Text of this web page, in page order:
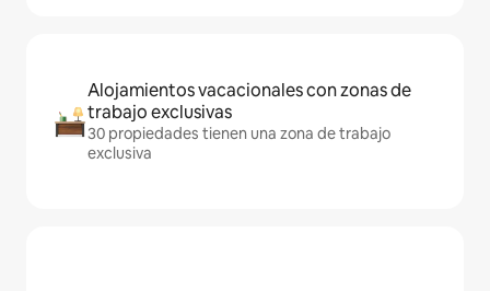
Alojamientos vacacionales con zonas de
trabajo exclusivas
30 propiedades tienen una zona de trabajo
exclusiva